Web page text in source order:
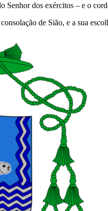
dos exércitos – e o
de Sião, e a sua